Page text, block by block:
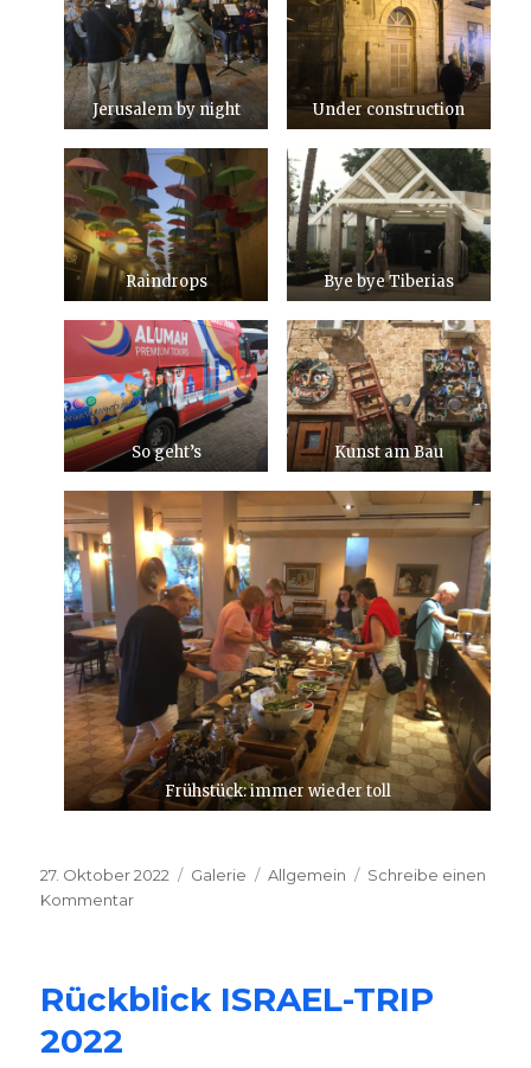
Jerusalem by night Under construction
Raindrops Bye bye Tiberias
So geht’s Kunst am Bau
Frühstück: immer wieder toll
Veröffentlicht
am
27. Oktober 2022 Format
Galerie Kategorien
Allgemein
Schreibe einen
Kommentar
Rückblick ISRAEL-TRIP
2022